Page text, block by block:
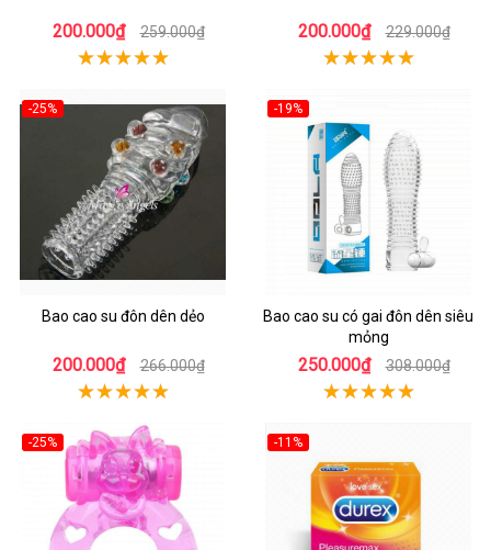
200.000₫ 259.000₫ 200.000₫ 229.000₫
-25%
Bao cao su đôn dên dẻo
200.000₫ 266.000₫
-19%
Bao cao su có gai đôn dên siêu
mỏng
250.000₫ 308.000₫
-25% -11%